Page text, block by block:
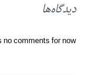
دیدگاه‌ها
no comments for now.